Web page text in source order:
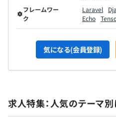
フレームワー
ク
Laravel
Echo
気になる(会員登録)
求人特集：人気のテーマ